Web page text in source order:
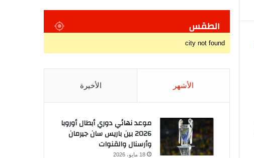
الطقس
city not found
الأشهر الأخيرة
موعد نهائي دوري أبطال أوروبا
2026 بين باريس سان جيرمان
وأرسنال والقنوات
18 مايو، 2026